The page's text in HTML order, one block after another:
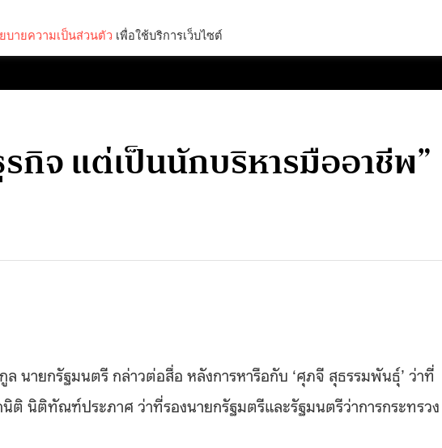
กิจ แต่เป็นนักบริหารมืออาชีพ”
นายกรัฐมนตรี กล่าวต่อสื่อ หลังการหารือกับ ‘ศุภจี สุธรรมพันธุ์’ ว่าที่
ติ นิติทัณฑ์ประภาศ ว่าที่รองนายกรัฐมตรีและรัฐมนตรีว่าการกระทรวง
บายความเป็นส่วนตัว เพื่อใช้บริการเว็บไซต์